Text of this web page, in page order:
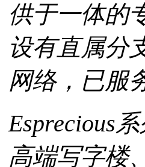
供于一体的
设有直属分
网络，已服
Esprecious
高端写字楼